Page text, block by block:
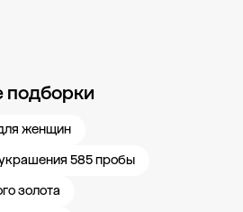
женщин
585 пробы
золота
ЗОЛОТОЙ Блог